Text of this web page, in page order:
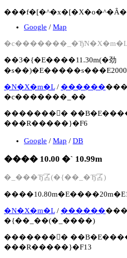
���f�[�^�x�[�X�o�^�Ȃ�
Google / Map
��3�{�E����11.30m(�劲
�N�X�m�L/ ������
�c�������_��
�������񍐏�
���R�����}�F6
Google / Map / DB
���� 10.00 �` 10.99m
�_���Ђ̑叾(�{��_�Ђ̑叾)
�N�X�m�L/ ������
�{��_��(�_����)
�������񍐏�
���R�����}�F13